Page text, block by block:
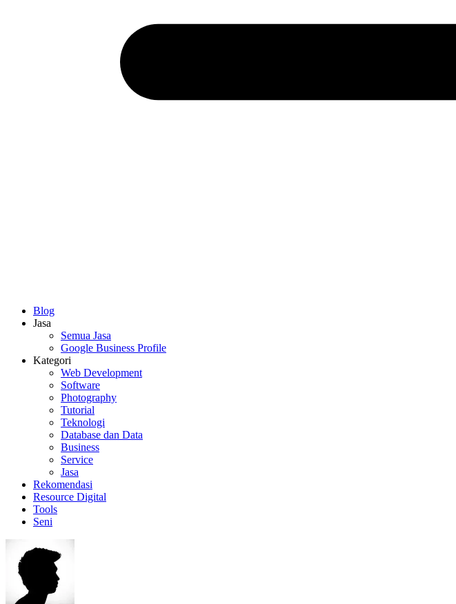
Blog
Jasa
Semua Jasa
Google Business Profile
Kategori
Web Development
Software
Photography
Tutorial
Teknologi
Database dan Data
Business
Service
Jasa
Rekomendasi
Resource Digital
Tools
Seni